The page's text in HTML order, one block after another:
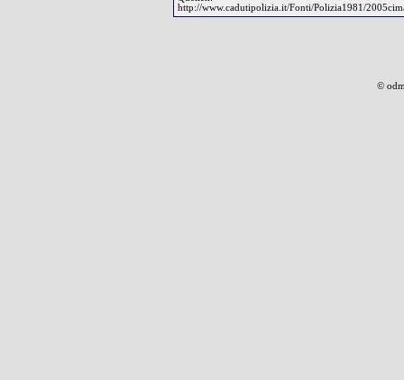
http://www.cadutipolizia.it/Fonti/Polizia1981/
©